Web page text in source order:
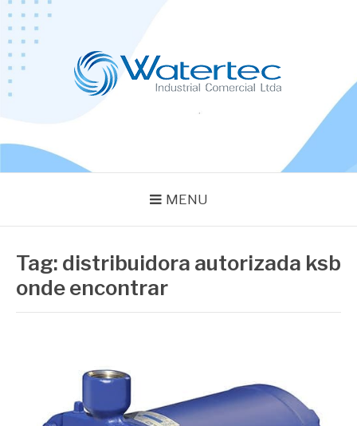
Pular
para
conteúdo
MENU
Tag: distribuidora autorizada ksb
onde encontrar